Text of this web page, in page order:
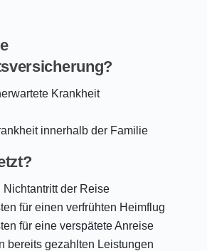
Krankheit
innerhalb der Familie
Nichtantritt der Reise
für einen verfrühten Heimflug
für eine verspätete Anreise
bereits gezahlten Leistungen